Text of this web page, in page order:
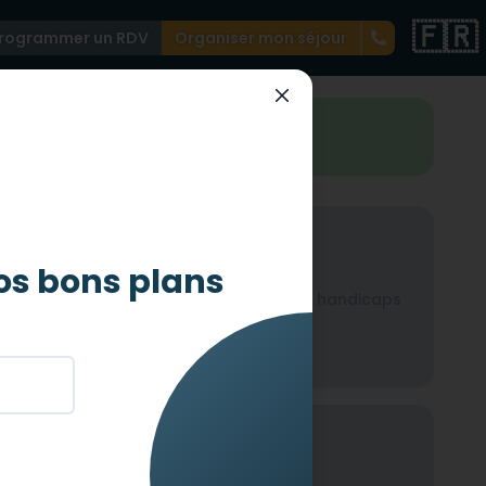
un RDV Organiser mon séjour 🇫🇷
Non-adapté pour les handicaps
auditif
bons plans